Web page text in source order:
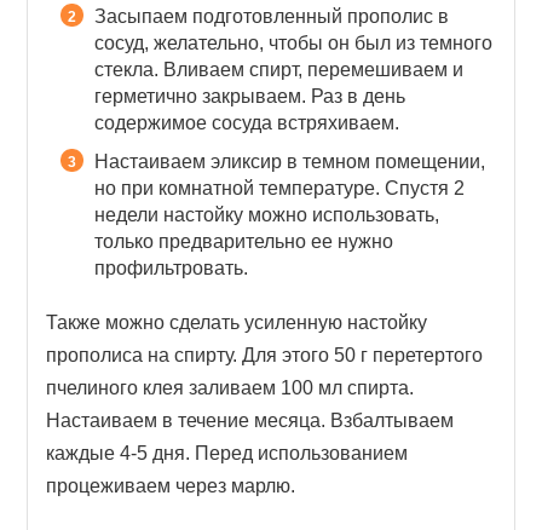
Засыпаем подготовленный прополис в
сосуд, желательно, чтобы он был из темного
стекла. Вливаем спирт, перемешиваем и
герметично закрываем. Раз в день
содержимое сосуда встряхиваем.
Настаиваем эликсир в темном помещении,
но при комнатной температуре. Спустя 2
недели настойку можно использовать,
только предварительно ее нужно
профильтровать.
Также можно сделать усиленную настойку
прополиса на спирту. Для этого 50 г перетертого
пчелиного клея заливаем 100 мл спирта.
Настаиваем в течение месяца. Взбалтываем
каждые 4-5 дня. Перед использованием
процеживаем через марлю.